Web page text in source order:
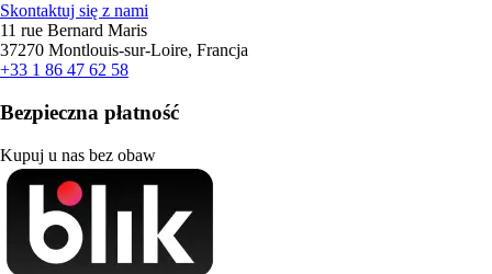
Skontaktuj się z nami
11 rue Bernard Maris
37270 Montlouis-sur-Loire, Francja
+33 1 86 47 62 58
Bezpieczna płatność
Kupuj u nas bez obaw